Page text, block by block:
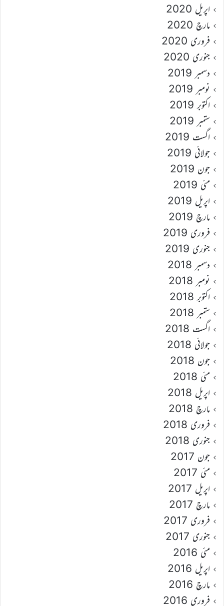
اپریل 2020
مارچ 2020
فروری 2020
جنوری 2020
دسمبر 2019
نومبر 2019
اکتوبر 2019
ستمبر 2019
اگست 2019
جولائی 2019
جون 2019
مئی 2019
اپریل 2019
مارچ 2019
فروری 2019
جنوری 2019
دسمبر 2018
نومبر 2018
اکتوبر 2018
ستمبر 2018
اگست 2018
جولائی 2018
جون 2018
مئی 2018
اپریل 2018
مارچ 2018
فروری 2018
جنوری 2018
جون 2017
مئی 2017
اپریل 2017
مارچ 2017
فروری 2017
جنوری 2017
مئی 2016
اپریل 2016
مارچ 2016
فروری 2016